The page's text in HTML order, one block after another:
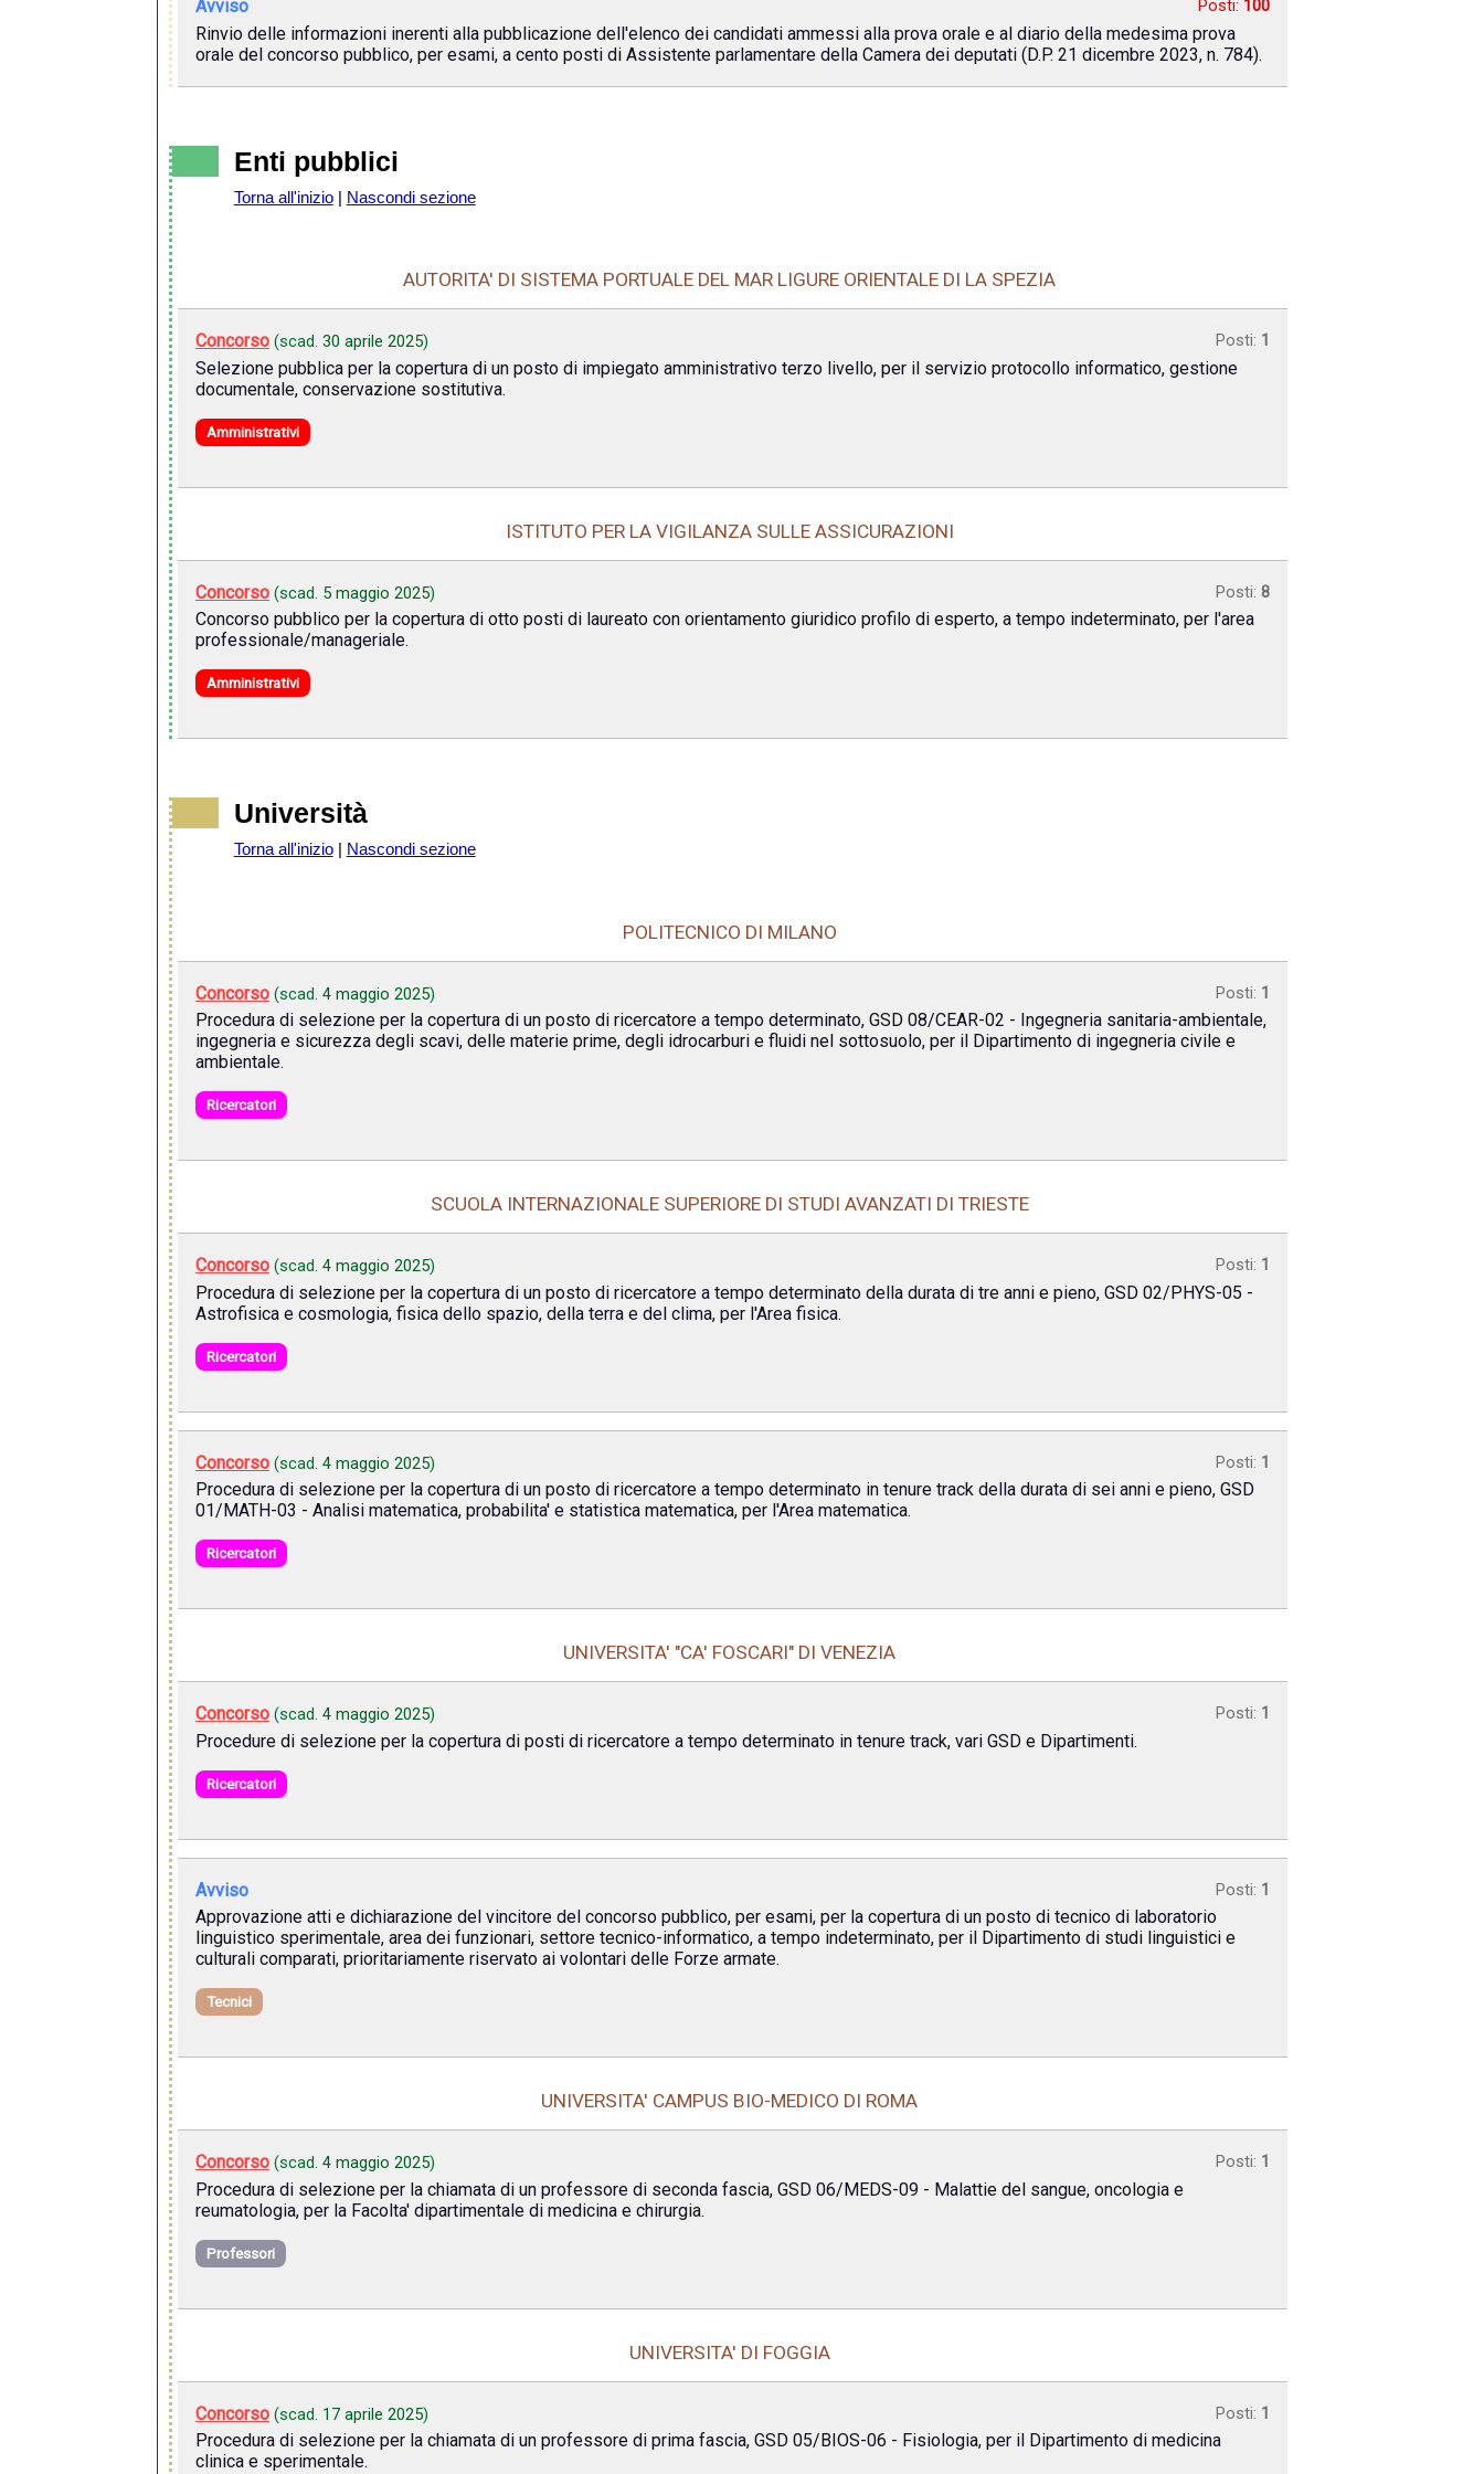
Avviso Posti: 100
Rinvio delle informazioni inerenti alla pubblicazione dell'elenco dei candidati ammessi alla prova orale e al diario della medesima prova
orale del concorso pubblico, per esami, a cento posti di Assistente parlamentare della Camera dei deputati (D.P. 21 dicembre 2023, n. 784).
Enti pubblici
Torna all'inizio| Nascondi sezione
AUTORITA' DI SISTEMA PORTUALE DEL MAR LIGURE ORIENTALE DI LA SPEZIA
Concorso (scad. 30 aprile 2025) Posti: 1
Selezione pubblica per la copertura di un posto di impiegato amministrativo terzo livello, per il servizio protocollo informatico, gestione
documentale, conservazione sostitutiva.
Amministrativi
ISTITUTO PER LA VIGILANZA SULLE ASSICURAZIONI
Concorso (scad. 5 maggio 2025) Posti: 8
Concorso pubblico per la copertura di otto posti di laureato con orientamento giuridico profilo di esperto, a tempo indeterminato, per l'area
professionale/manageriale.
Amministrativi
Università
Torna all'inizio| Nascondi sezione
POLITECNICO DI MILANO
Concorso (scad. 4 maggio 2025) Posti: 1
Procedura di selezione per la copertura di un posto di ricercatore a tempo determinato, GSD 08/CEAR-02 - Ingegneria sanitaria-ambientale,
ingegneria e sicurezza degli scavi, delle materie prime, degli idrocarburi e fluidi nel sottosuolo, per il Dipartimento di ingegneria civile e
ambientale.
Ricercatori
SCUOLA INTERNAZIONALE SUPERIORE DI STUDI AVANZATI DI TRIESTE
Concorso (scad. 4 maggio 2025) Posti: 1
Procedura di selezione per la copertura di un posto di ricercatore a tempo determinato della durata di tre anni e pieno, GSD 02/PHYS-05 -
Astrofisica e cosmologia, fisica dello spazio, della terra e del clima, per l'Area fisica.
Ricercatori
Concorso (scad. 4 maggio 2025) Posti: 1
Procedura di selezione per la copertura di un posto di ricercatore a tempo determinato in tenure track della durata di sei anni e pieno, GSD
01/MATH-03 - Analisi matematica, probabilita' e statistica matematica, per l'Area matematica.
Ricercatori
UNIVERSITA' "CA' FOSCARI" DI VENEZIA
Concorso (scad. 4 maggio 2025) Posti: 1
Procedure di selezione per la copertura di posti di ricercatore a tempo determinato in tenure track, vari GSD e Dipartimenti.
Ricercatori
Avviso Posti: 1
Approvazione atti e dichiarazione del vincitore del concorso pubblico, per esami, per la copertura di un posto di tecnico di laboratorio
linguistico sperimentale, area dei funzionari, settore tecnico-informatico, a tempo indeterminato, per il Dipartimento di studi linguistici e
culturali comparati, prioritariamente riservato ai volontari delle Forze armate.
Tecnici
UNIVERSITA' CAMPUS BIO-MEDICO DI ROMA
Concorso (scad. 4 maggio 2025) Posti: 1
Procedura di selezione per la chiamata di un professore di seconda fascia, GSD 06/MEDS-09 - Malattie del sangue, oncologia e
reumatologia, per la Facolta' dipartimentale di medicina e chirurgia.
Professori
UNIVERSITA' DI FOGGIA
Concorso (scad. 17 aprile 2025) Posti: 1
Procedura di selezione per la chiamata di un professore di prima fascia, GSD 05/BIOS-06 - Fisiologia, per il Dipartimento di medicina
clinica e sperimentale.